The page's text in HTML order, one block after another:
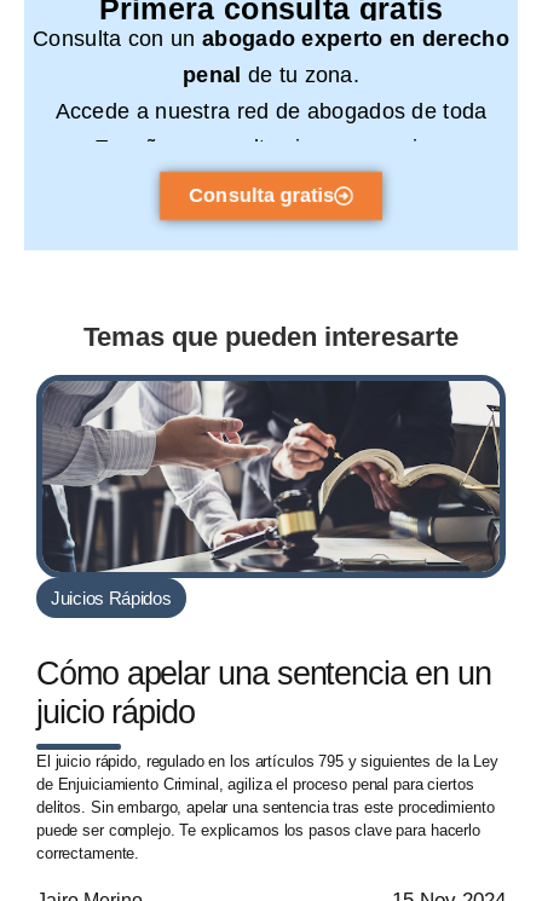
Primera consulta gratis
Consulta con un abogado experto en derecho
penal de tu zona.
Accede a nuestra red de abogados de toda
España y consulta sin compromiso.
Consulta gratis
Temas que pueden interesarte
Juicios Rápidos
Cómo apelar una sentencia en un
juicio rápido
El juicio rápido, regulado en los artículos 795 y siguientes de la Ley
de Enjuiciamiento Criminal, agiliza el proceso penal para ciertos
delitos. Sin embargo, apelar una sentencia tras este procedimiento
puede ser complejo. Te explicamos los pasos clave para hacerlo
correctamente.